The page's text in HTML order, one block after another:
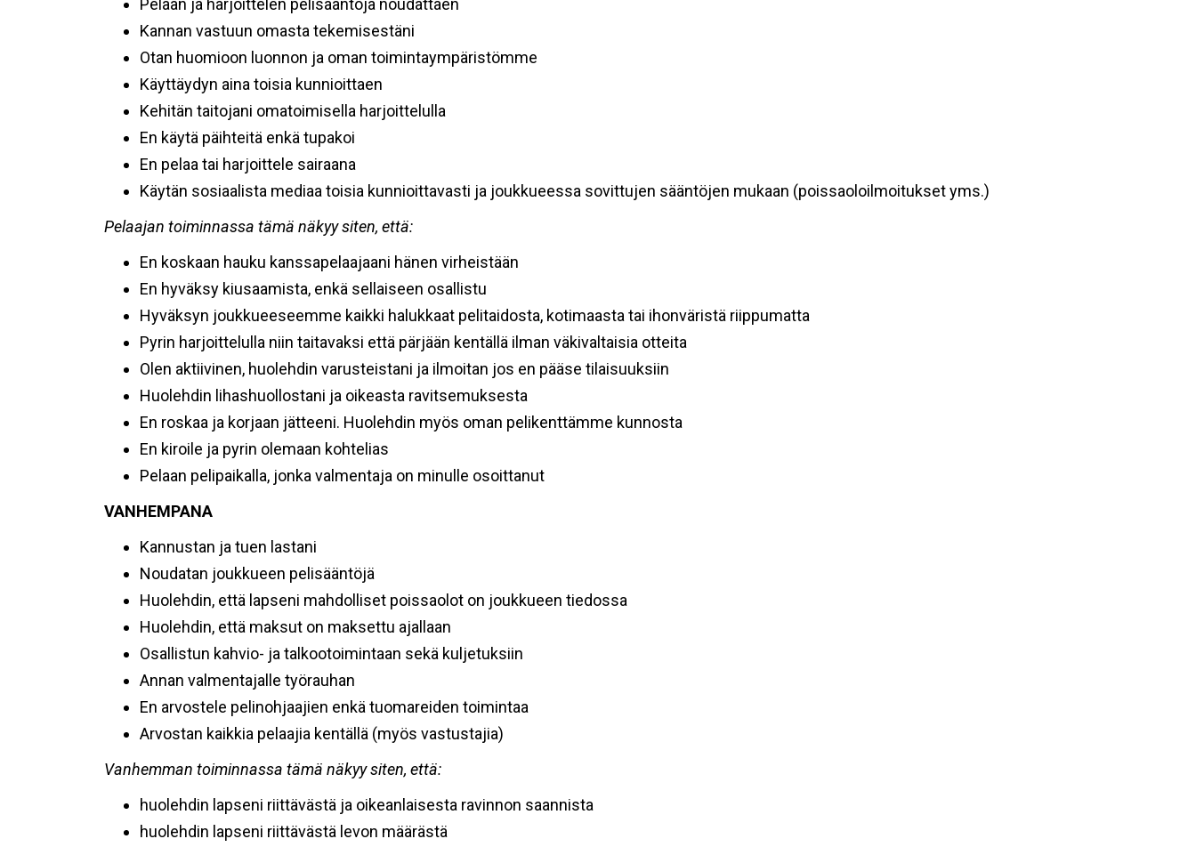
Pelaan ja harjoittelen pelisääntöjä noudattaen
Kannan vastuun omasta tekemisestäni
Otan huomioon luonnon ja oman toimintaympäristömme
Käyttäydyn aina toisia kunnioittaen
Kehitän taitojani omatoimisella harjoittelulla
En käytä päihteitä enkä tupakoi
En pelaa tai harjoittele sairaana
Käytän sosiaalista mediaa toisia kunnioittavasti ja joukkueessa sovittujen sääntöjen mukaan (poissaoloilmoitukset yms.)
Pelaajan toiminnassa tämä näkyy siten, että:
En koskaan hauku kanssapelaajaani hänen virheistään
En hyväksy kiusaamista, enkä sellaiseen osallistu
Hyväksyn joukkueeseemme kaikki halukkaat pelitaidosta, kotimaasta tai ihonväristä riippumatta
Pyrin harjoittelulla niin taitavaksi että pärjään kentällä ilman väkivaltaisia otteita
Olen aktiivinen, huolehdin varusteistani ja ilmoitan jos en pääse tilaisuuksiin
Huolehdin lihashuollostani ja oikeasta ravitsemuksesta
En roskaa ja korjaan jätteeni. Huolehdin myös oman pelikenttämme kunnosta
En kiroile ja pyrin olemaan kohtelias
Pelaan pelipaikalla, jonka valmentaja on minulle osoittanut
VANHEMPANA
Kannustan ja tuen lastani
Noudatan joukkueen pelisääntöjä
Huolehdin, että lapseni mahdolliset poissaolot on joukkueen tiedossa
Huolehdin, että maksut on maksettu ajallaan
Osallistun kahvio- ja talkootoimintaan sekä kuljetuksiin
Annan valmentajalle työrauhan
En arvostele pelinohjaajien enkä tuomareiden toimintaa
Arvostan kaikkia pelaajia kentällä (myös vastustajia)
Vanhemman toiminnassa tämä näkyy siten, että:
huolehdin lapseni riittävästä ja oikeanlaisesta ravinnon saannista
huolehdin lapseni riittävästä levon määrästä